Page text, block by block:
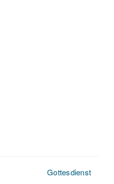
Gottesdienst